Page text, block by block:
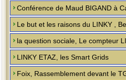
Conférence de Maud BIGAND à
Le but et les raisons du LINKY ,
la question sociale, Le compteur
LINKY ETAZ, les Smart Grids
Foix, Rassemblement devant le